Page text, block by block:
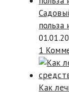
польза
1
Как